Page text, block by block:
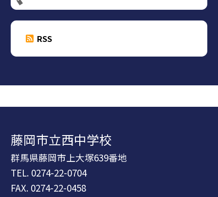
RSS
藤岡市立西中学校
群馬県藤岡市上大塚639番地
TEL. 0274-22-0704
FAX. 0274-22-0458